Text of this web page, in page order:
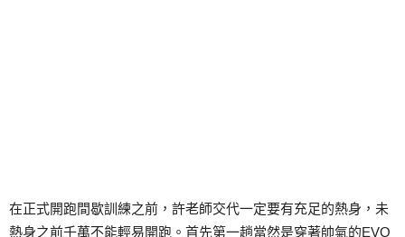
在正式開跑間歇訓練之前，許老師交代一定要有充足的熱身，未
熱身之前千萬不能輕易開跑。首先第一趟當然是穿著帥氣的EVO